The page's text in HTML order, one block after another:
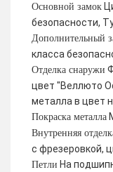
Основной замок
безопасности,
Дополнительный
класса
Отделка снаружи
цвет "Веллюто
металла в цвет
Покраска металла
Внутренняя
с фрезеровкой,
Петли На